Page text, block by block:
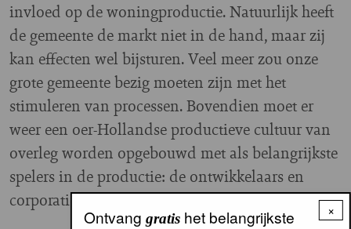
invloed op de woningproductie. Natuurlijk heeft
de gemeente de markt niet in de hand, maar zij
kan effecten wel bijsturen. Veel meer zou onze
grote gemeente bezig moeten zijn met het
stimuleren van processen. Bovendien moet er
weer een oer-Hollandse productieve cultuur van
overleg worden opgebouwd met als belangrijkste
spelers in de productie: de ontwikkelaars en
corporaties.
×
Ontvang gratishet belangrijkste